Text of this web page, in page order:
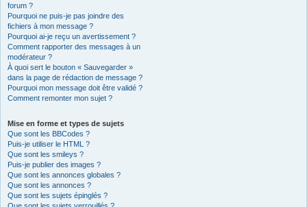
forum ?
Pourquoi ne puis-je pas joindre des
fichiers à mon message ?
Pourquoi ai-je reçu un avertissement ?
Comment rapporter des messages à un
modérateur ?
À quoi sert le bouton « Sauvegarder »
dans la page de rédaction de message ?
Pourquoi mon message doit être validé ?
Comment remonter mon sujet ?
Mise en forme et types de sujets
Que sont les BBCodes ?
Puis-je utiliser le HTML ?
Que sont les smileys ?
Puis-je publier des images ?
Que sont les annonces globales ?
Que sont les annonces ?
Que sont les sujets épinglés ?